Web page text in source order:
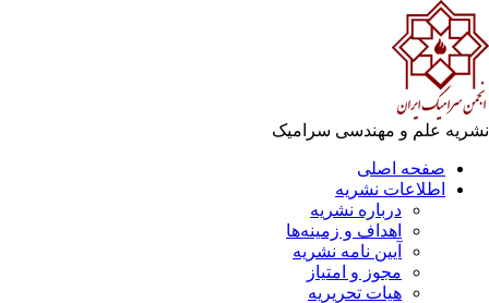
علم و مهندسی سرامیک
صفحه اصلی
اطلاعات نشریه
درباره نشریه
اهداف و زمینه‌ها
آیین نامه نشریه
مجوز و امتیاز
هیات تحریریه